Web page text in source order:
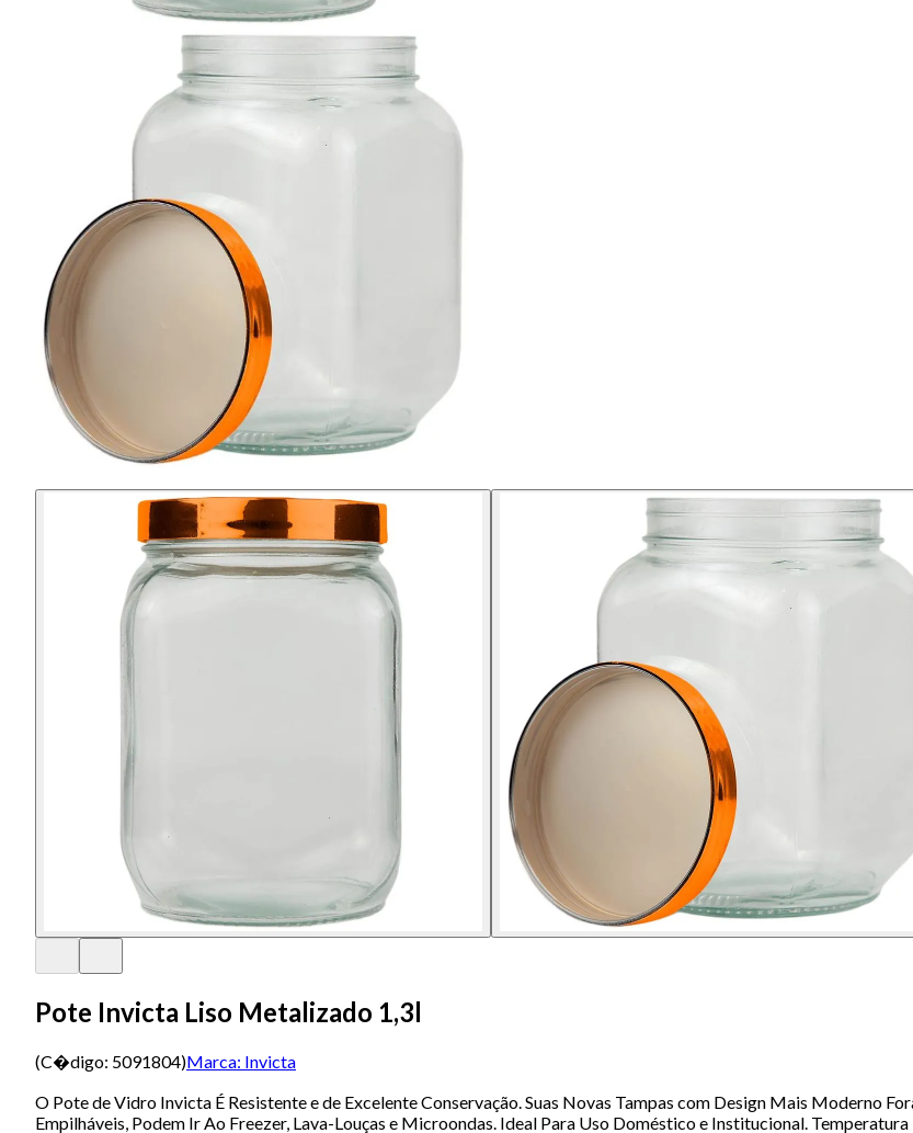
Pote Invicta Liso Metalizado 1,3l
(C�digo: 5091804)Marca: Invicta
O Pote de Vidro Invicta É Resistente e de Excelente Conservação. Suas Novas Tampas com Design Mais Moderno
Empilháveis, Podem Ir Ao Freezer, Lava-Louças e Microondas. Ideal Para Uso Doméstico e Institucional.